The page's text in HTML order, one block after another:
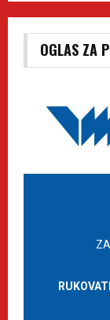
OGLAS ZA